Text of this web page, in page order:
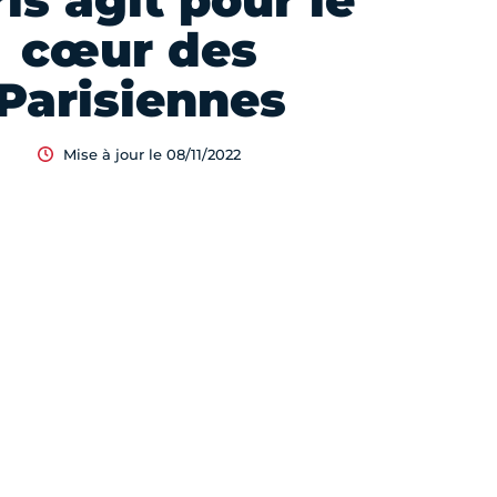
cœur des
Mise à jour le 08/11/2022